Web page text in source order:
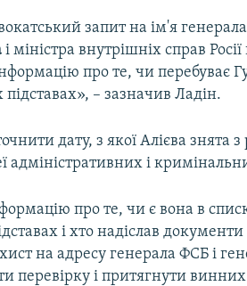
запит на ім'я
і міністра внутрішніх справ
про те, чи перебуває
– зазначив Ладін.
дату, з якої Алієва знята
адміністративних і
про те, чи є вона в
і хто надіслав
на адресу генерала ФСБ і
перевірку і притягнути винних